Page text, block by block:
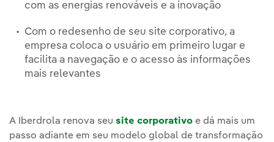
com as energias renováveis e a inovação
Com o redesenho de seu site corporativo, a
empresa coloca o usuário em primeiro lugar e
facilita a navegação e o acesso às informações
mais relevantes
A Iberdrola renova seu site corporativo e dá mais um
passo adiante em seu modelo global de transformação